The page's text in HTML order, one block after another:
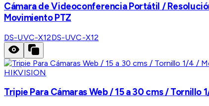
Cámara de Videoconferencia Portátil /
Movimiento PTZ
DS-UVC-X12DS-UVC-X12
HIKVISION
Tripie Para Cámaras Web / 15 a 30 cms /